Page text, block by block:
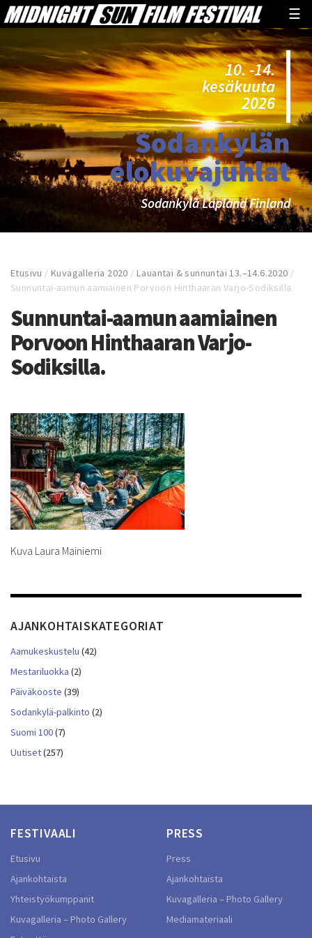
☰
10. -14.
kesäkuuta
2026
Sodankylän
elokuvajuhlat
Sodankylä Lapland Finland
Etusivu /Kuvagalleria 2020 /Lauantai & sunnuntai 13.–14.6.2020 /
Sunnuntai-aamun aamiainen Porvoon Hinthaaran Varjo-Sodiksilla.
Sunnuntai-aamun aamiainen
Porvoon Hinthaaran Varjo-
Sodiksilla.
Kuva Laura Mainiemi
AJANKOHTAISKATEGORIAT
Aamukeskustelu (42)
Mestariluokka (2)
Päiväkooste (39)
Sodankylä-palkinto (2)
Suomi 100(7)
Uutiset(257)
FESTIVAALI
Etusivu
Ajankohtaista
Yhteistyökumppanit
Kuvagalleria – Photo Gallery
PRESS
Press
Ajankohtaista
Kuvagalleria – Photo Gallery
Mediamateriaali